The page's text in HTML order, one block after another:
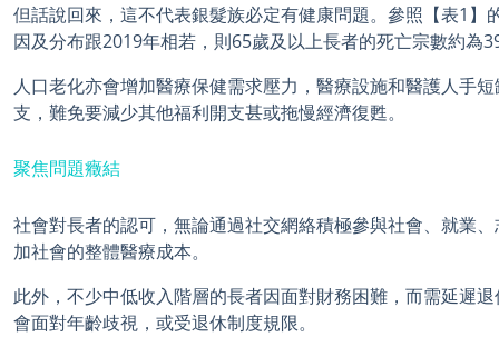
但話說回來，這不代表銀髮族必定有健康問題。參照【表1
因及分布跟2019年相若，則65歲及以上長者的死亡宗數約為
人口老化亦會增加醫療保健需求壓力，醫療設施和醫護人手
支，難免要減少其他福利開支甚或拖慢經濟復甦。
聚焦問題癥結
社會對長者的認可，無論通過社交網絡積極參與社會、就業
加社會的整體醫療成本。
此外，不少中低收入階層的長者因面對財務困難，而需延遲
會面對年齡歧視，或受退休制度規限。